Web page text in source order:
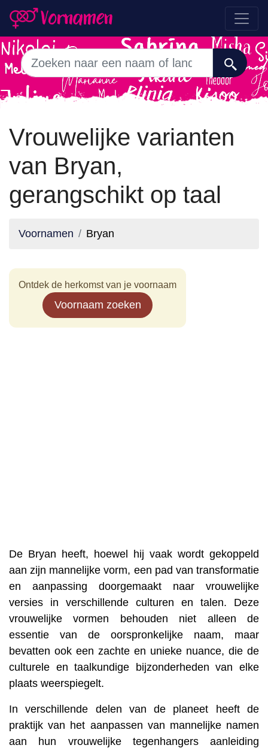
Vrouwelijke varianten
van Bryan,
gerangschikt op taal
Voornamen Bryan
Ontdek de herkomst van je voornaam
Voornaam zoeken
De Bryan heeft, hoewel hij vaak wordt gekoppeld
aan zijn mannelijke vorm, een pad van transformatie
en aanpassing doorgemaakt naar vrouwelijke
versies in verschillende culturen en talen. Deze
vrouwelijke vormen behouden niet alleen de
essentie van de oorspronkelijke naam, maar
bevatten ook een zachte en unieke nuance, die de
culturele en taalkundige bijzonderheden van elke
plaats weerspiegelt.
In verschillende delen van de planeet heeft de
praktijk van het aanpassen van mannelijke namen
aan hun vrouwelijke tegenhangers aanleiding